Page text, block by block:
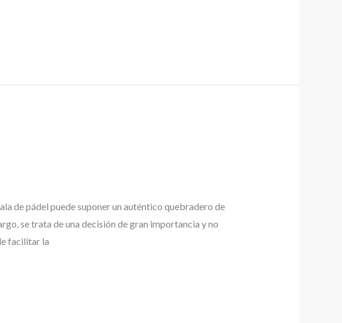
de pádel puede suponer un auténtico quebradero de
se trata de una decisión de gran importancia y no
facilitar la